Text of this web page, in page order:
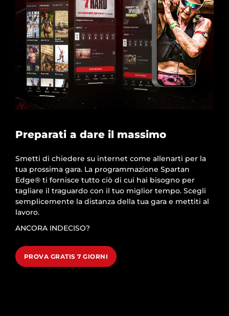
Preparati a dare il massimo
Smetti di chiedere su internet come allenarti per la
tua prossima gara. La programmazione Spartan
Edge® ti fornisce tutto ciò di cui hai bisogno per
tagliare il traguardo con il tuo miglior tempo. Scegli
semplicemente la distanza della tua gara e mettiti al
lavoro.
ANCORA INDECISO?
PROVA GRATIS 7 GIORNI